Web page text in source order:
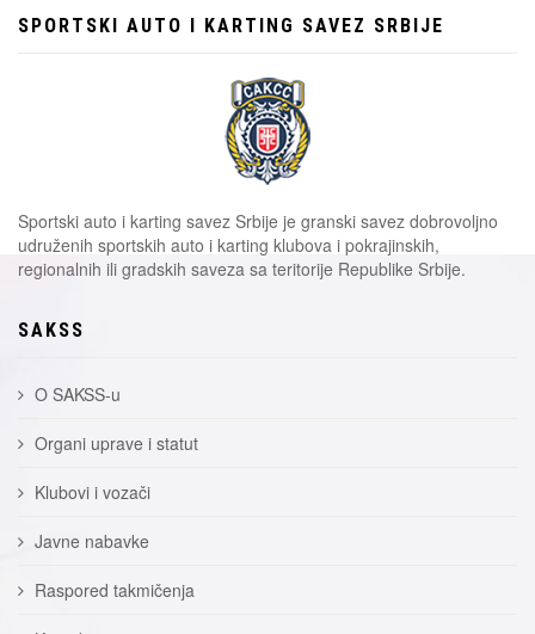
SPORTSKI AUTO I KARTING SAVEZ SRBIJE
Sportski auto i karting savez Srbije je granski savez dobrovoljno
udruženih sportskih auto i karting klubova i pokrajinskih,
regionalnih ili gradskih saveza sa teritorije Republike Srbije.
SAKSS
O SAKSS-u
Organi uprave i statut
Klubovi i vozači
Javne nabavke
Raspored takmičenja